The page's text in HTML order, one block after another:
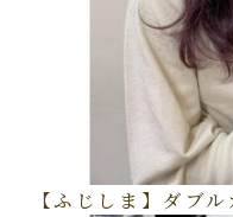
【ふじしま】ダブ